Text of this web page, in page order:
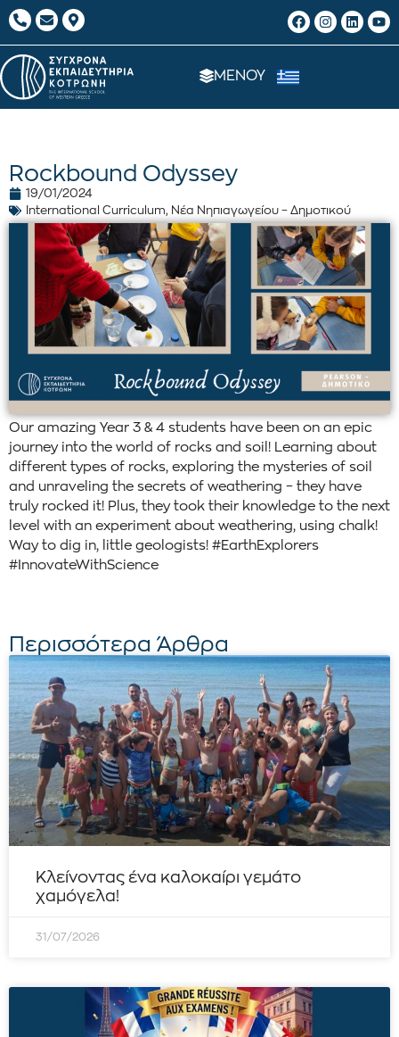
ΜΕΝΟΥ
Rockbound Odyssey
19/01/2024
International Curriculum, Νέα Νηπιαγωγείου – Δημοτικού
Our amazing Year 3 & 4 students have been on an epic
journey into the world of rocks and soil! Learning about
different types of rocks, exploring the mysteries of soil
and unraveling the secrets of weathering – they have
truly rocked it! Plus, they took their knowledge to the next
level with an experiment about weathering, using chalk!
Way to dig in, little geologists! #EarthExplorers
#InnovateWithScience
Περισσότερα Άρθρα
Κλείνοντας ένα καλοκαίρι γεμάτο
χαμόγελα!
31/07/2026